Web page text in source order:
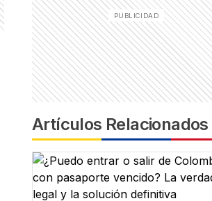
Artículos Relacionados